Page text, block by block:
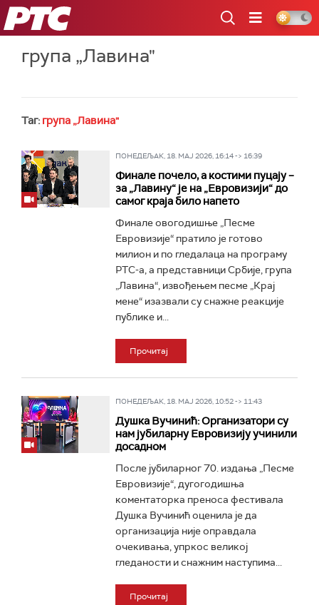
РТС
група „Лавина"
Таг: група „Лавина"
ПОНЕДЕЉАК, 18. МАЈ 2026, 16:14 -> 16:39
Финале почело, а костими пуцају –
за „Лавину“ је на „Евровизији“ до
самог краја било напето
Финале овогодишње „Песме
Евровизије“ пратило је готово
милион и по гледалаца на програму
РТС-а, а представници Србије, група
„Лавина“, извођењем песме „Крај
мене“ изазвали су снажне реакције
публике и...
Прочитај
ПОНЕДЕЉАК, 18. МАЈ 2026, 10:52 -> 11:43
Душка Вучинић: Организатори су
нам јубиларну Евровизију учинили
досадном
После јубиларног 70. издања „Песме
Евровизије“, дугогодишња
коментаторка преноса фестивала
Душка Вучинић оценила је да
организација није оправдала
очекивања, упркос великој
гледаности и снажним наступима...
Прочитај